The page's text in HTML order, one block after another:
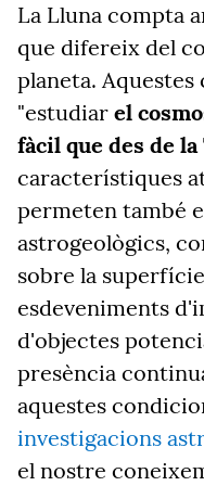
La Lluna compta
que difereix del
planeta.
"estudiar el
fàcil que des de
característiques
permeten també
astrogeològics,
sobre la
esdeveniments
d'objectes
presència
aquestes
investigacions
el nostre